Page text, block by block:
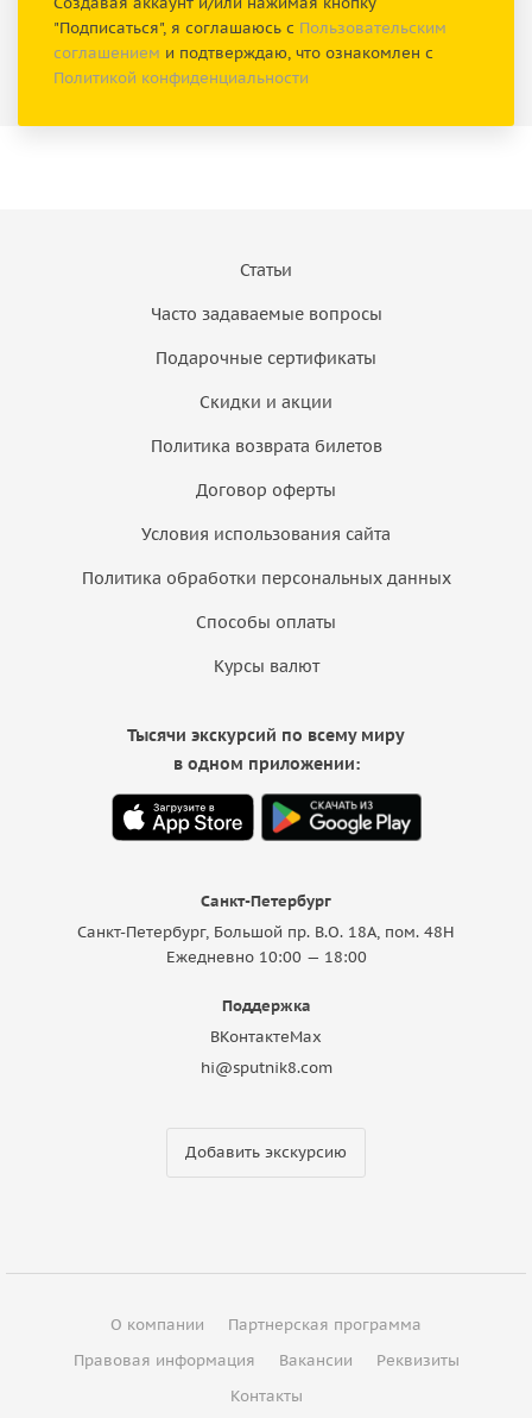
"Подписаться", я соглашаюсь с Пользовательским
соглашением и подтверждаю, что ознакомлен с
Политикой конфиденциальности
Статьи
Часто задаваемые вопросы
Подарочные сертификаты
Скидки и акции
Политика возврата билетов
Договор оферты
Условия использования сайта
Политика обработки персональных данных
Способы оплаты
Курсы валют
Санкт-Петербург
Санкт-Петербург, Большой пр. В.О. 18A, пом. 48Н
Ежедневно 10:00 — 18:00
Поддержка
ВКонтактеMax
hi@sputnik8.com
Добавить экскурсию
Тысячи экскурсий по всему миру
в одном приложении:
О компании
Партнерская программа
Правовая информация
Вакансии
Реквизиты
Контакты